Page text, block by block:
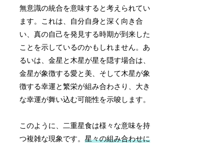
無意識の統合を意味すると考えられてい
ます。これは、自分自身と深く向き合
い、真の自己を発見する時期が到来した
ことを示しているのかもしれません。あ
るいは、金星と木星が星を隠す場合は、
金星が象徴する愛と美、そして木星が象
徴する幸運と繁栄が組み合わさり、大き
な幸運が舞い込む可能性を示唆します。
このように、二重星食は様々な意味を持
つ複雑な現象です。星々の組み合わせに